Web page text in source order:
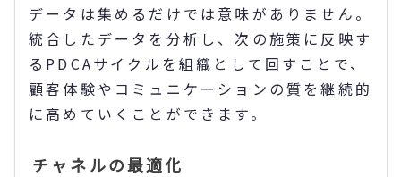
データは集めるだけでは意味がありません。
統合したデータを分析し、次の施策に反映す
るPDCAサイクルを組織として回すことで、
顧客体験やコミュニケーションの質を継続的
に高めていくことができます。
チャネルの最適化